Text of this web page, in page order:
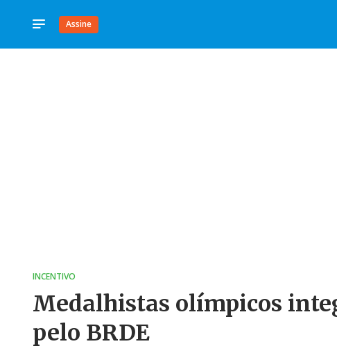
Assine
INCENTIVO
Medalhistas olímpicos
pelo BRDE